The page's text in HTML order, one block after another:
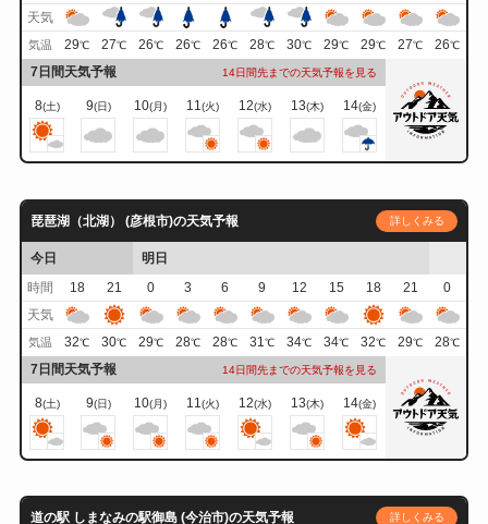
天気
気温 29℃ 27℃ 26℃ 26℃ 26℃ 28℃ 30℃ 29℃ 29℃ 27℃ 26℃
7日間天気予報 14日間先までの天気予報を見る
8(土) 9(日) 10(月) 11(火) 12(水) 13(木) 14(金)
琵琶湖（北湖） (彦根市)の天気予報 詳しくみる
今日
明日
時間
18 21 0 3 6 9 12 15 18 21
0
天気
気温 32℃ 30℃ 29℃ 28℃ 28℃ 31℃ 34℃ 34℃ 32℃ 29℃ 28℃
7日間天気予報 14日間先までの天気予報を見る
8(土) 9(日) 10(月) 11 (火) 12(水) 13(木) 14(金)
道の駅 しまなみの駅御島 (今治市)の天気予報 詳しくみる